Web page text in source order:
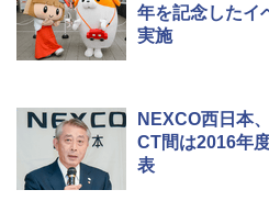
年を記念したイ
実施
NEXCO西日本
CT間は2016年
表